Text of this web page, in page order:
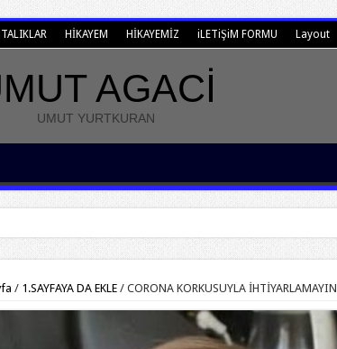
HİKAYEM HİKAYEMİZ iLETiŞiM FORMU Layout
AGACİ
UMUT YURTKURAN
/ 1.SAYFAYA DA EKLE / CORONA KORKUSUYLA İHTİYARLAMAYIN